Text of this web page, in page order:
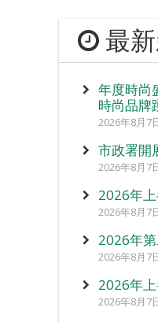
最
年度時尚
時尚品牌
2026年8月7
市政署開
2026年8月7
2026年
2026年8月7
2026年
2026年8月7
2026年
2026年8月7